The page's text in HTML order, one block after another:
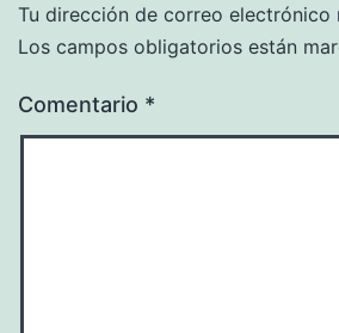
Tu dirección de correo electrónico
Los campos obligatorios están
Comentario *